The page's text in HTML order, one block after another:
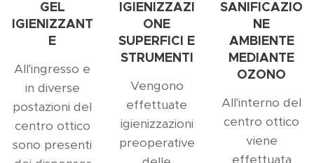
GEL
IGIENIZZANT
E
All'ingresso e
in diverse
postazioni del
centro ottico
sono presenti
IGIENIZZAZI
ONE
SUPERFICI E
STRUMENTI
Vengono
effettuate
igienizzazioni
preoperative
SANIFICAZIO
NE
AMBIENTE
MEDIANTE
OZONO
All'interno del
centro ottico
viene
effettuata